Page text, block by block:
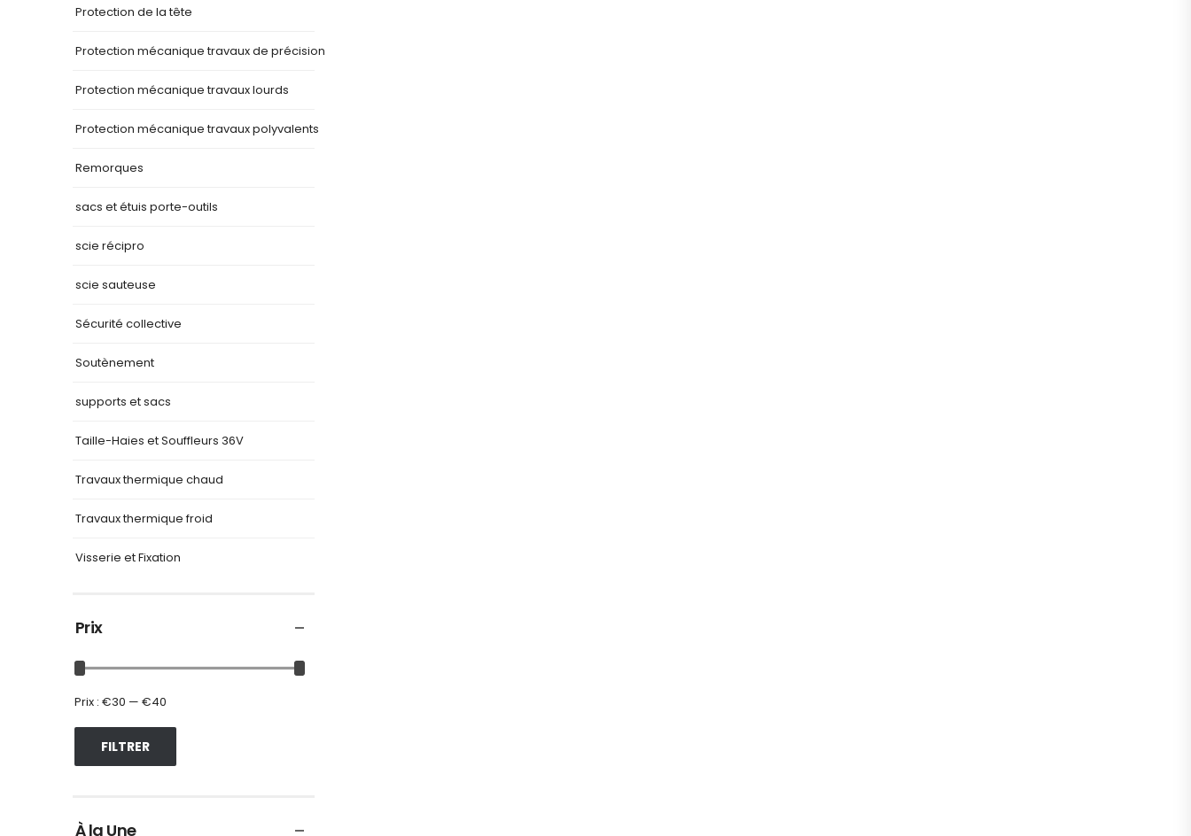
Protection de la tête
Protection mécanique travaux de précision
Protection mécanique travaux lourds
Protection mécanique travaux polyvalents
Remorques
sacs et étuis porte-outils
scie récipro
scie sauteuse
Sécurité collective
Soutènement
supports et sacs
Taille-Haies et Souffleurs 36V
Travaux thermique chaud
Travaux thermique froid
Visserie et Fixation
Prix
FILTRER
Prix : €30 — €40
À la Une